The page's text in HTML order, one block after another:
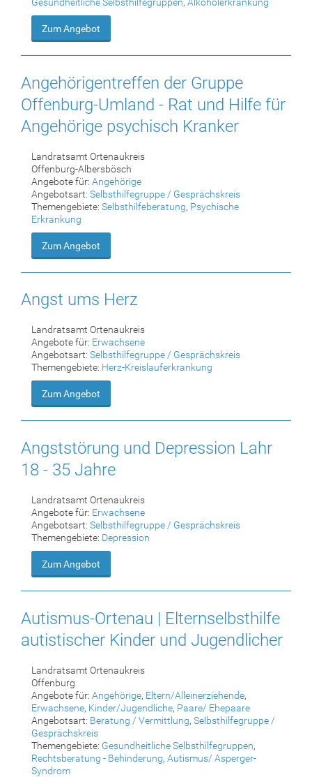
Zum Angebot
Angehörigentreffen der Gruppe
Offenburg-Umland - Rat und Hilfe für
Angehörige psychisch Kranker
Landratsamt Ortenaukreis
Offenburg-Albersbösch
Angebote für: Angehörige
Angebotsart: Selbsthilfegruppe / Gesprächskreis
Themengebiete: Selbsthilfeberatung, Psychische
Erkrankung
Zum Angebot
Angst ums Herz
Landratsamt Ortenaukreis
Angebote für: Erwachsene
Angebotsart: Selbsthilfegruppe / Gesprächskreis
Themengebiete: Herz-Kreislauferkrankung
Zum Angebot
Angststörung und Depression Lahr
18 - 35 Jahre
Landratsamt Ortenaukreis
Angebote für: Erwachsene
Angebotsart: Selbsthilfegruppe / Gesprächskreis
Themengebiete: Depression
Zum Angebot
Autismus-Ortenau | Elternselbsthilfe
autistischer Kinder und Jugendlicher
Landratsamt Ortenaukreis
Offenburg
Angebote für: Angehörige, Eltern/Alleinerziehende,
Erwachsene, Kinder/Jugendliche, Paare/ Ehepaare
Angebotsart: Beratung / Vermittlung, Selbsthilfegruppe /
Gesprächskreis
Themengebiete: Gesundheitliche Selbsthilfegruppen,
Rechtsberatung - Behinderung, Autismus/ Asperger-
Syndrom